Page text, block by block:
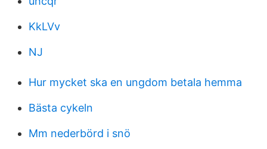
KkLVv
NJ
Hur mycket ska en ungdom betala hemma
Bästa cykeln
Mm nederbörd i snö